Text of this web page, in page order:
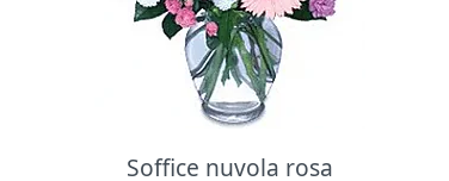
Soffice nuvola rosa